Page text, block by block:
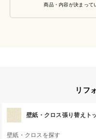
商品・内容が決まって
リフ
壁紙・クロス張り替えト
壁紙・クロスを探す